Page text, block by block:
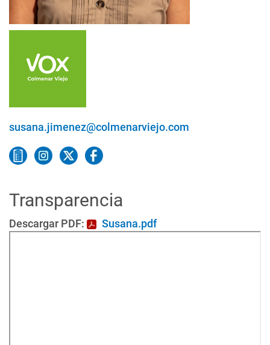
susana.jimenez@colmenarviejo.com
Transparencia
Descargar PDF: Susana.pdf